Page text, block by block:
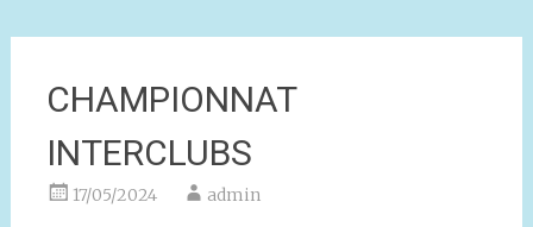
CHAMPIONNAT
INTERCLUBS
17/05/2024 admin